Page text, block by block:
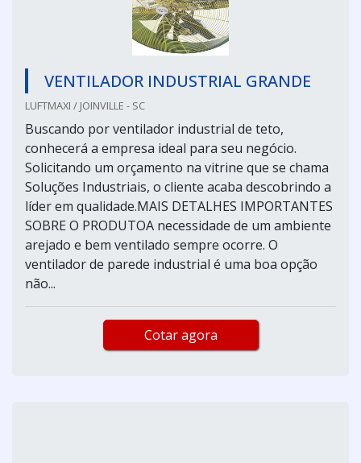
VENTILADOR INDUSTRIAL GRANDE
LUFTMAXI / JOINVILLE - SC
Buscando por ventilador industrial de teto,
conhecerá a empresa ideal para seu negócio.
Solicitando um orçamento na vitrine que se chama
Soluções Industriais, o cliente acaba descobrindo a
líder em qualidade.MAIS DETALHES IMPORTANTES
SOBRE O PRODUTOA necessidade de um ambiente
arejado e bem ventilado sempre ocorre. O
ventilador de parede industrial é uma boa opção
não...
Cotar agora